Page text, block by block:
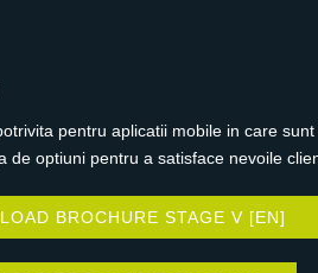
pentru aplicatii mobile in care
de optiuni pentru a satisface nevoile
BROCHURE STAGE V [EN]